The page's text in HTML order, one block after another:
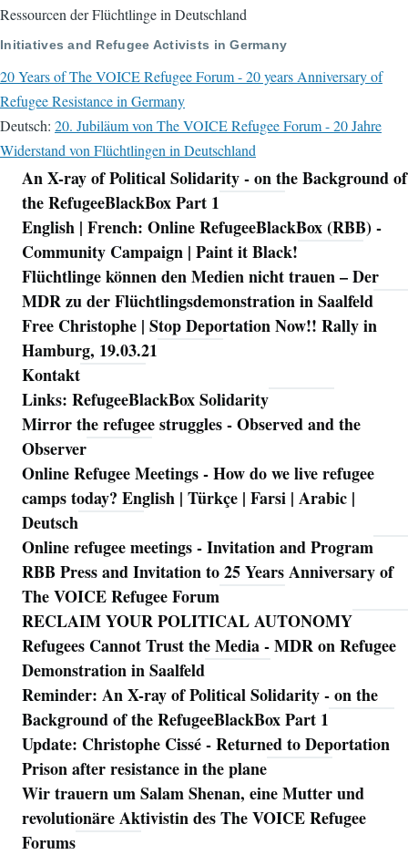
Ressourcen der Flüchtlinge in Deutschland
Initiatives and Refugee Activists in Germany
20 Years of The VOICE Refugee Forum - 20 years Anniversary of
Refugee Resistance in Germany
Deutsch: 20. Jubiläum von The VOICE Refugee Forum - 20 Jahre
Widerstand von Flüchtlingen in Deutschland
Navigation
An X-ray of Political Solidarity - on the Background of
the RefugeeBlackBox Part 1
English | French: Online RefugeeBlackBox (RBB) -
Community Campaign | Paint it Black!
Flüchtlinge können den Medien nicht trauen – Der
MDR zu der Flüchtlingsdemonstration in Saalfeld
Free Christophe | Stop Deportation Now!! Rally in
Hamburg, 19.03.21
Kontakt
Links: RefugeeBlackBox Solidarity
Mirror the refugee struggles - Observed and the
Observer
Online Refugee Meetings - How do we live refugee
camps today? English | Türkçe | Farsi | Arabic |
Deutsch
Online refugee meetings - Invitation and Program
RBB Press and Invitation to 25 Years Anniversary of
The VOICE Refugee Forum
RECLAIM YOUR POLITICAL AUTONOMY
Refugees Cannot Trust the Media - MDR on Refugee
Demonstration in Saalfeld
Reminder: An X-ray of Political Solidarity - on the
Background of the RefugeeBlackBox Part 1
Update: Christophe Cissé - Returned to Deportation
Prison after resistance in the plane
Wir trauern um Salam Shenan, eine Mutter und
revolutionäre Aktivistin des The VOICE Refugee
Forums